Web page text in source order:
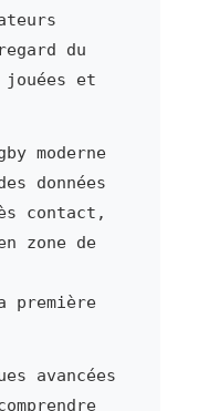
du
jouées et
moderne
données
contact,
zone de
première
avancées